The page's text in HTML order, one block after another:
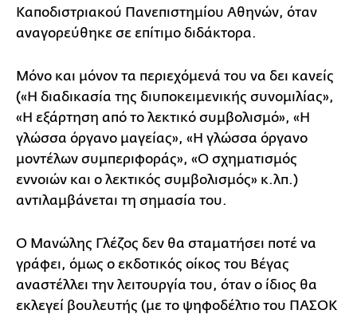
Καποδιστριακού Πανεπιστημίου Αθηνών, όταν
αναγορεύθηκε σε επίτιμο διδάκτορα.
Μόνο και μόνον τα περιεχόμενά του να δει κανείς
(«Η διαδικασία της διυποκειμενικής συνομιλίας»,
«Η εξάρτηση από το λεκτικό συμβολισμό», «Η
γλώσσα όργανο μαγείας», «Η γλώσσα όργανο
μοντέλων συμπεριφοράς», «Ο σχηματισμός
εννοιών και ο λεκτικός συμβολισμός» κ.λπ.)
αντιλαμβάνεται τη σημασία του.
Ο Μανώλης Γλέζος δεν θα σταματήσει ποτέ να
γράφει, όμως ο εκδοτικός οίκος του Βέγας
αναστέλλει την λειτουργία του, όταν ο ίδιος θα
εκλεγεί βουλευτής (με το ψηφοδέλτιο του ΠΑΣΟΚ